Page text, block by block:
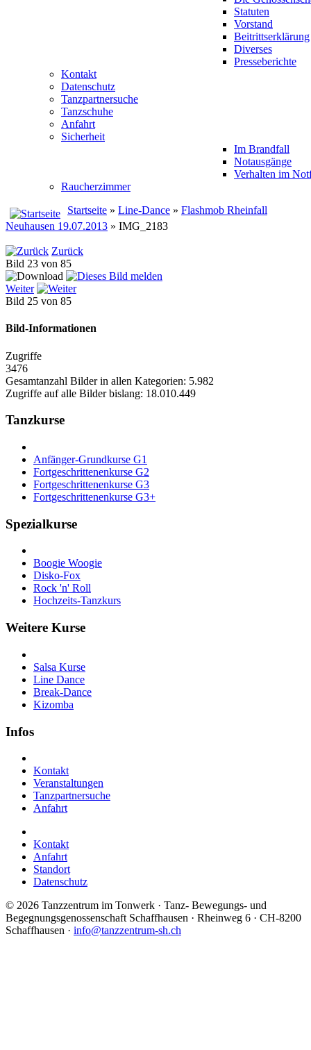
Statuten
Vorstand
Beitrittserklärung
Diverses
Presseberichte
Kontakt
Datenschutz
Tanzpartnersuche
Tanzschuhe
Anfahrt
Sicherheit
Im Brandfall
Notausgänge
Verhalten im
Raucherzimmer
Startseite » Line-Dance » Flashmob Rheinfall
Neuhausen 19.07.2013 » IMG_2183
Zurück
Bild 23 von 85
Weiter
Bild 25 von 85
Bild-Informationen
Zugriffe
3476
Gesamtanzahl Bilder in allen Kategorien: 5.982
Zugriffe auf alle Bilder bislang: 18.010.449
Tanzkurse
Anfänger-Grundkurse G1
Fortgeschrittenenkurse G2
Fortgeschrittenenkurse G3
Fortgeschrittenenkurse G3+
Spezialkurse
Boogie Woogie
Disko-Fox
Rock 'n' Roll
Hochzeits-Tanzkurs
Weitere Kurse
Salsa Kurse
Line Dance
Break-Dance
Kizomba
Infos
Kontakt
Veranstaltungen
Tanzpartnersuche
Anfahrt
Kontakt
Anfahrt
Standort
Datenschutz
© 2026 Tanzzentrum im Tonwerk · Tanz- Bewegungs- und
Begegnungsgenossenschaft Schaffhausen · Rheinweg 6 · CH-8200
Schaffhausen · info@tanzzentrum-sh.ch